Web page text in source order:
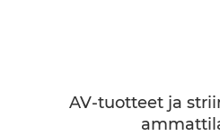
AV-tuotteet ja